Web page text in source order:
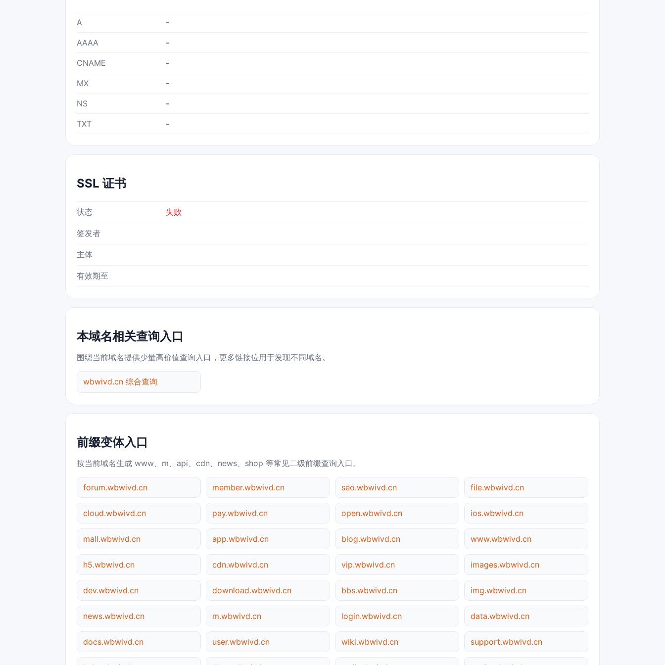
A -
AAAA -
CNAME -
MX -
NS -
TXT -
SSL 证书
状态 失败
签发者
主体
有效期至
本域名相关查询入口
围绕当前域名提供少量高价值查询入口，更多链接位用于发现不同域名。
wbwivd.cn 综合查询
前缀变体入口
按当前域名生成 www、m、api、cdn、news、shop 等常见二级前缀查询入口。
forum.wbwivd.cn member.wbwivd.cn seo.wbwivd.cn file.wbwivd.cn
cloud.wbwivd.cn pay.wbwivd.cn open.wbwivd.cn ios.wbwivd.cn
mall.wbwivd.cn app.wbwivd.cn blog.wbwivd.cn www.wbwivd.cn
h5.wbwivd.cn cdn.wbwivd.cn vip.wbwivd.cn images.wbwivd.cn
dev.wbwivd.cn download.wbwivd.cn bbs.wbwivd.cn img.wbwivd.cn
news.wbwivd.cn m.wbwivd.cn login.wbwivd.cn data.wbwivd.cn
docs.wbwivd.cn user.wbwivd.cn wiki.wbwivd.cn support.wbwivd.cn